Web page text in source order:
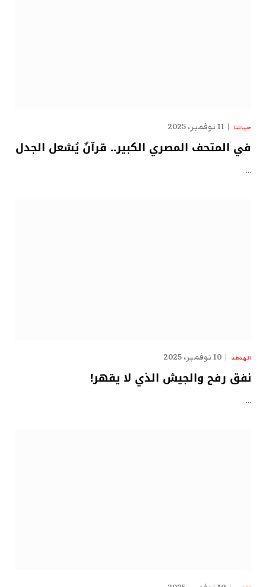
حياتنا 11 نوفمبر، 2025
في المتحف المصري الكبير.. قرآنٌ يُشعل الجدل
…
الهدهد 10 نوفمبر، 2025
نفق رفح والجيش الذي لا يقهر!
…